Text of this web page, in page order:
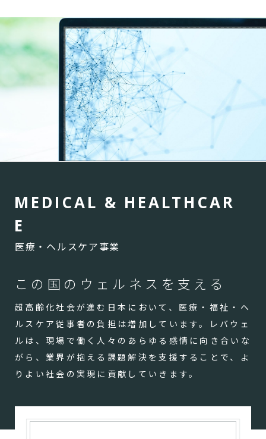
M EDI CAL & H EALTH CAR
E
医療・ヘルスケア事業
この国のウェルネスを支える
超高齢化社会が進む日本において、医療・福祉・ヘ
ルスケア従事者の負担は増加しています。レバウェ
ルは、現場で働く人々のあらゆる感情に向き合いな
がら、業界が抱える課題解決を支援することで、よ
りよい社会の実現に貢献していきます。